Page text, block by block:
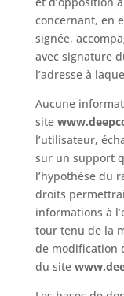
concernant, en
signée,
avec signature
l’adresse à
Aucune
site
l’utilisateur,
sur un support
l’hypothèse du
droits
informations à
tour tenu de la
de modification
du site